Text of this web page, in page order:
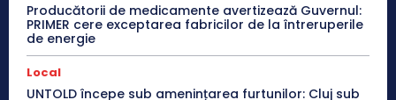
Producătorii de medicamente avertizează Guvernul:
PRIMER cere exceptarea fabricilor de la întreruperile
de energie
Local
UNTOLD începe sub amenințarea furtunilor: Cluj sub